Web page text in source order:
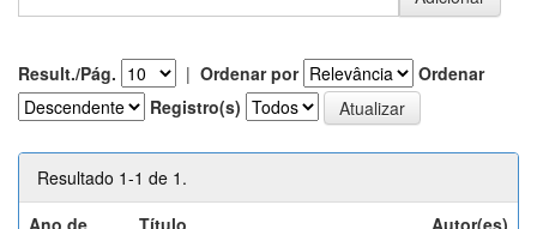
Result./Pág. | Ordenar por
Ordenar
Registro(s)
Resultado 1-1 de 1.
Ano de
Título Autor(es)